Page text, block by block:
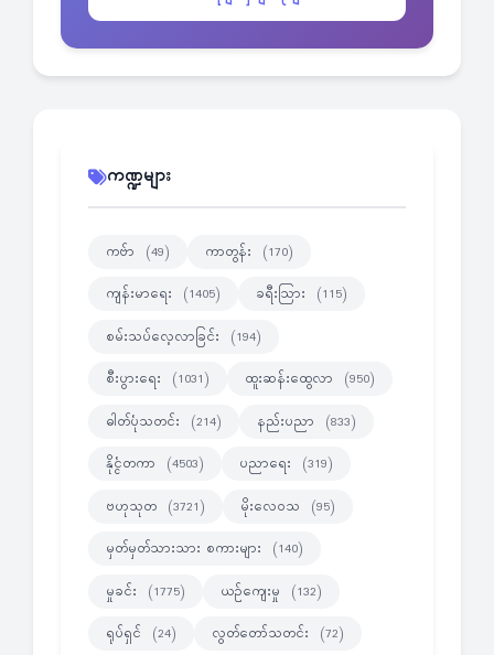
ကဏ္ဍများ
ကဗ်ာ (49) ကာတွန်း (170)
ကျန်းမာရေး (1405) ခရီးသြား (115)
စမ်းသပ်လေ့လာခြင်း (194)
စီးပွားရေး (1031) ထူးဆန်းထွေလာ (950)
ဓါတ်ပုံသတင်း (214) နည်းပညာ (833)
နိုင္ငံတကာ (4503) ပညာရေး (319)
ဗဟုသုတ (3721) မိုးလေဝသ (95)
မှတ်မှတ်သားသား စကားများ (140)
မှုခင်း (1775) ယဉ်ကျေးမှု (132)
ရုပ်ရှင် (24) လွတ်တော်သတင်း (72)